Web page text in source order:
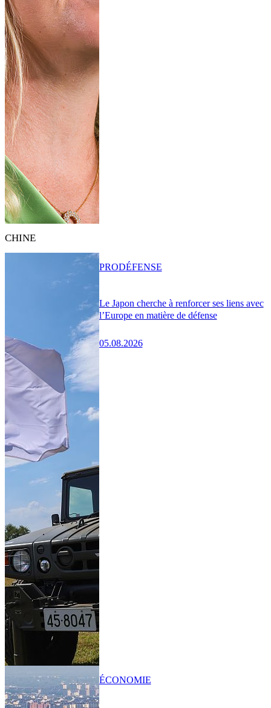
CHINE
Le Japon cherche à renforcer ses liens avec
l’Europe en matière de défense
05.08.2026
PRODÉFENSE
ÉCONOMIE